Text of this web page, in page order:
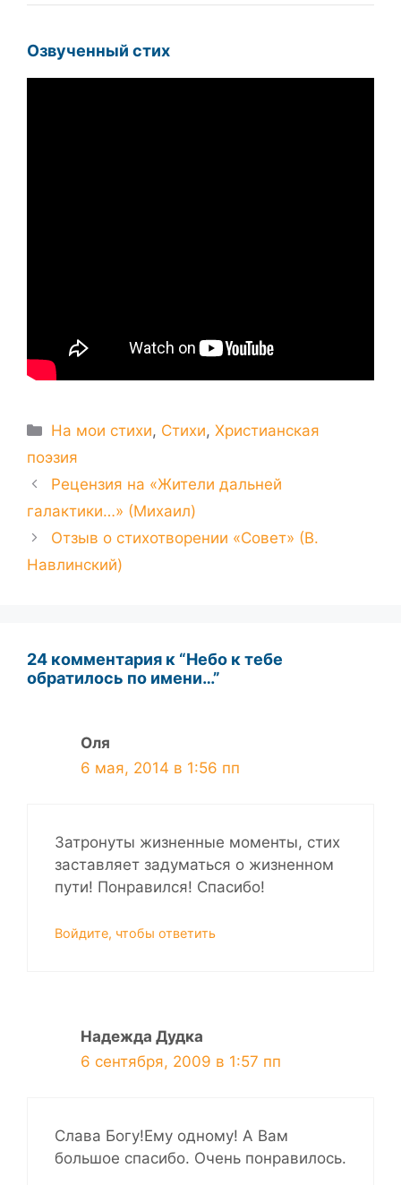
Озвученный стих
Рубрики
На мои стихи, Стихи,Христианская
поэзия
Рецензия на «Жители дальней
галактики…» (Михаил)
Отзыв о стихотворении «Совет» (В.
Навлинский)
24 комментария к “Небо к тебе
обратилось по имени…”
Оля
6 мая, 2014 в 1:56 пп
Затронуты жизненные моменты, стих
заставляет задуматься о жизненном
пути! Понравился! Спасибо!
Войдите, чтобы ответить
Надежда Дудка
6 сентября, 2009 в 1:57 пп
Слава Богу!Ему одному! А Вам
большое спасибо. Очень понравилось.